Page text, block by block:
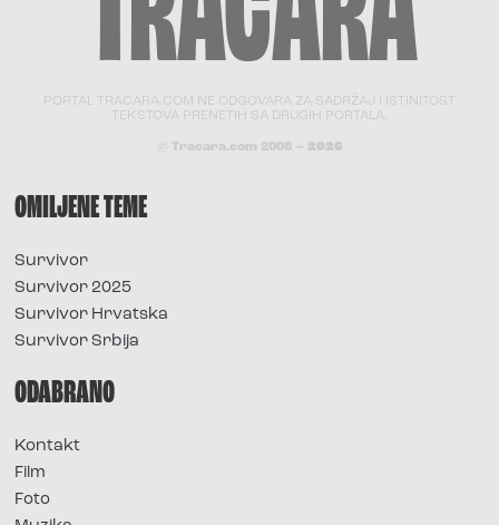
PORTAL TRACARA.COM NE ODGOVARA ZA SADRŽAJ I ISTINITOST
TEKSTOVA PRENETIH SA DRUGIH PORTALA.
© Tracara.com 2008 – 2026
OMILJENE TEME
Survivor
Survivor 2025
Survivor Hrvatska
Survivor Srbija
ODABRANO
Kontakt
Film
Foto